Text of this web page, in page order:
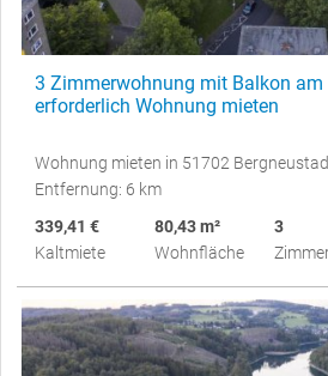
3 Zimmerwohnung mit Balkon am
erforderlich Wohnung mieten
Wohnung mieten in 51702
Entfernung: 6 km
339,41 €
Kaltmiete
80,43 m²
Wohnfläche
3